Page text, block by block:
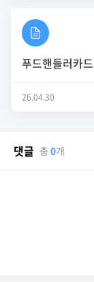
푸드핸들러카
26.04.30
댓글 총 0개